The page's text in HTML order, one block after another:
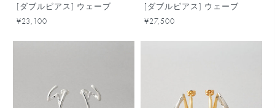
[ダブルピアス] ウェーブ
¥23,100
[ダブルピアス] ウェーブ
¥27,500